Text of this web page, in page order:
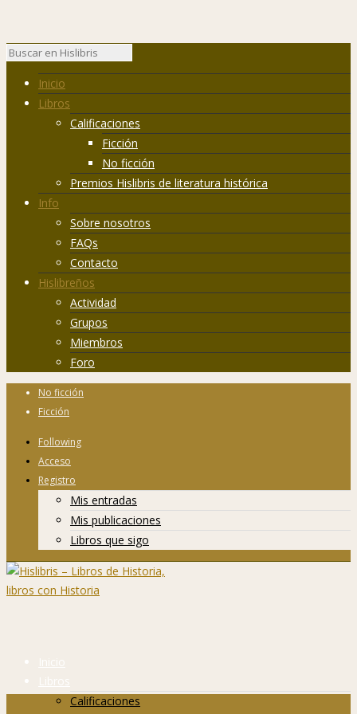
Inicio
Libros
Calificaciones
Ficción
No ficción
Premios Hislibris de literatura histórica
Info
Sobre nosotros
FAQs
Contacto
Hislibreños
Actividad
Grupos
Miembros
Foro
No ficción
Ficción
Following
Acceso
Registro
Mis entradas
Mis publicaciones
Libros que sigo
Inicio
Libros
Calificaciones